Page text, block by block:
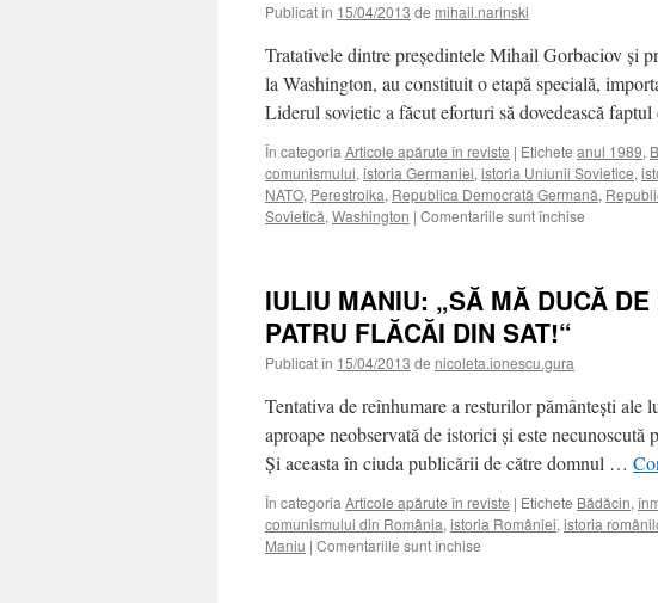
Publicat în 15/04/2013 de mihail.narinski
Tratativele dintre preşedintele Mihail Gorbaciov şi
la Washington, au constituit o etapă specială,
Liderul sovietic a făcut eforturi să dovedească
În categoria Articole apărute în reviste | Etichete anul 1989,
comunismului, istoria Germaniei, istoria Uniunii Sovietice,
NATO, Perestroika, Republica Democrată Germană,
Sovietică, Washington | Comentariile sunt închise
IULIU MANIU: „SĂ MĂ DUCĂ
PATRU FLĂCĂI DIN SAT!“
Publicat în 15/04/2013 de nicoleta.ionescu.gura
Tentativa de reînhumare a resturilor pământeşti
aproape neobservată de istorici şi este
Şi aceasta în ciuda publicării de către domnul …
În categoria Articole apărute în reviste | Etichete Bădăcin,
comunismului din România, istoria României, istoria
Maniu | Comentariile sunt închise